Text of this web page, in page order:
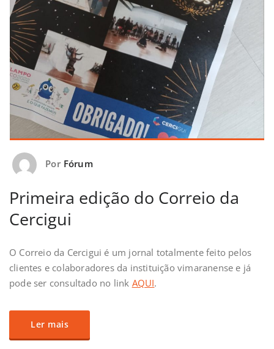
Por Fórum
Primeira edição do Correio da
Cercigui
O Correio da Cercigui é um jornal totalmente feito pelos
clientes e colaboradores da instituição vimaranense e já
pode ser consultado no link AQUI.
Ler mais